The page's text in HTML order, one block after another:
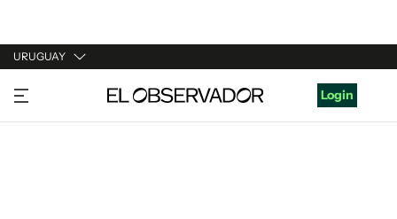
URUGUAY
URUGUAY
ARGENTINA
Login